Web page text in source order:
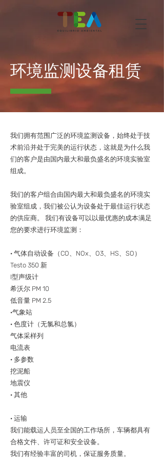
环境监测设备租赁
我们拥有范围广泛的环境监测设备，始终处于技
术前沿并处于完美的运行状态，这就是为什么我
们的客户是由国内最大和最负盛名的环境实验室
组成。
我们的客户组合由国内最大和最负盛名的环境实
验室组成，我们被公认为设备处于最佳运行状态
的供应商。 我们有设备可以以最优惠的成本满足
您的要求进行环境监测：
· 气体自动设备（CO、NOx、O3、HS、SO）
Testo 350 新
I型声级计
希沃尔 PM 10
低音量 PM 2.5
·气象站
· 色度计（无氯和总氯）
气体采样列
电流表
· 多参数
挖泥船
地震仪
· 其他
· 运输
我们能载运人员至全国的工作场所，车辆都具有
合格文件、许可证和安全设备。
我们有经验丰富的司机，保证服务质量。